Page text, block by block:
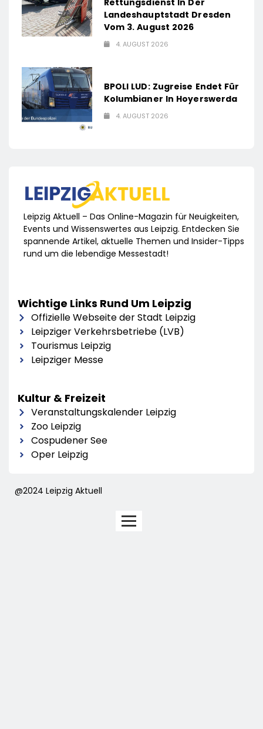
Landeshauptstadt Dresden
Vom 3. August 2026
4. AUGUST 2026
BPOLI LUD: Zugreise Endet Für
Kolumbianer In Hoyerswerda
4. AUGUST 2026
Leipzig Aktuell – Das Online-Magazin für Neuigkeiten,
Events und Wissenswertes aus Leipzig. Entdecken Sie
spannende Artikel, aktuelle Themen und Insider-Tipps
rund um die lebendige Messestadt!
Wichtige Links Rund Um Leipzig
Offizielle Webseite der Stadt Leipzig
Leipziger Verkehrsbetriebe (LVB)
Tourismus Leipzig
Leipziger Messe
Kultur & Freizeit
Veranstaltungskalender Leipzig
Zoo Leipzig
Cospudener See
Oper Leipzig
@2024 Leipzig Aktuell